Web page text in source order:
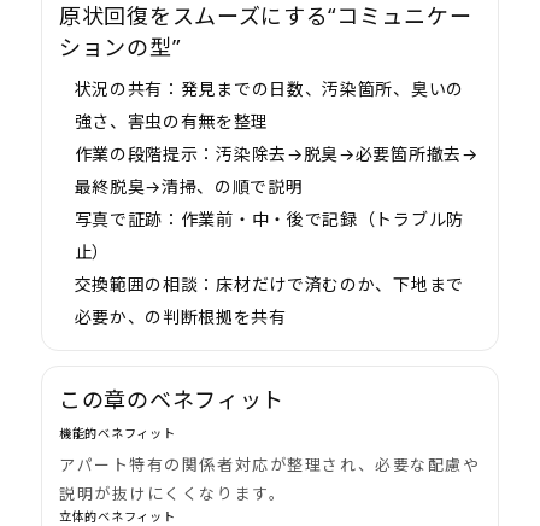
原状回復をスムーズにする“コミュニケー
ションの型”
状況の共有： 発見までの日数、汚染箇所、臭いの
強さ、害虫の有無を整理
作業の段階提示：汚染除去→脱臭→必要箇所撤去→
最終脱臭→清掃、の順で説明
写真で証跡： 作業前・中・後で記録（トラブル防
止）
交換範囲の相談：床材だけで済むのか、下地まで
必要か、の判断根拠を共有
この章のベネフィット
機能的ベネフィット
アパート特有の関係者対応が整理され、必要な配慮や
説明が抜けにくくなります。
立体的ベネフィット